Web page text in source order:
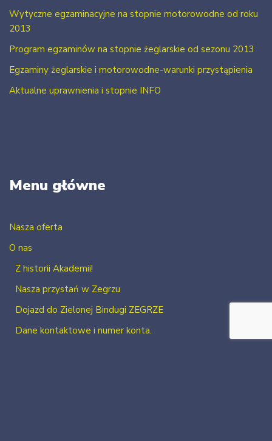
Wytyczne egzaminacyjne na stopnie motorowodne od roku
2013
Program egzaminów na stopnie żeglarskie od sezonu 2013
Egzaminy żeglarskie i motorowodne-warunki przystąpienia
Aktualne uprawnienia i stopnie INFO
Menu główne
Nasza oferta
O nas
Z historii Akademii!
Nasza przystań w Zegrzu
Dojazd do Zielonej Bindugi ZEGRZE
Dane kontaktowe i numer konta.